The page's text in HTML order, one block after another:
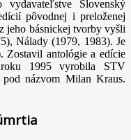
Slovenský
pôvodnej i preloženej
jeho básnickej tvorby vyšli
Nálady (1979, 1983). Je
Zostavil antológie a edície
1995 vyrobila STV
názvom Milan Kraus.